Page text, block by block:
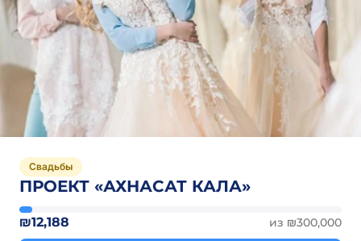
Свадьбы
ПРОЕКТ «АХНАСАТ КАЛА»
₪12,188 из ₪300,000